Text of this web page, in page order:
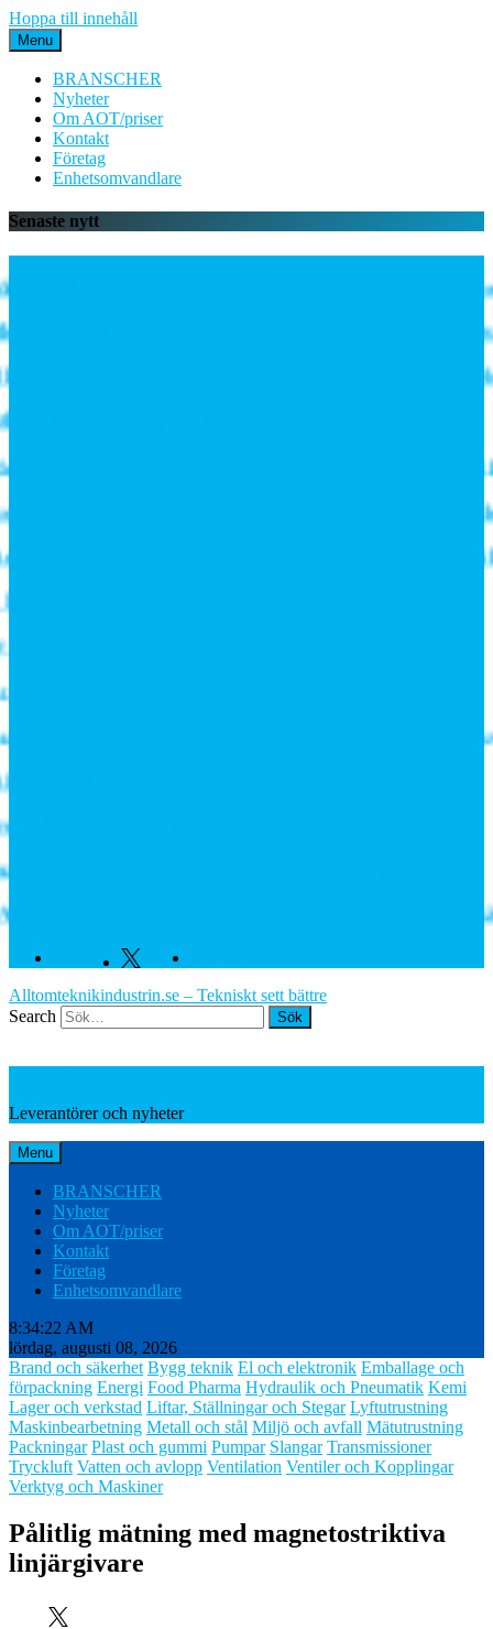
Hoppa till innehåll
Menu
BRANSCHER
Nyheter
Om AOT/priser
Kontakt
Företag
Enhetsomvandlare
Senaste nytt
mycket mångsidiga PE06M-serien med
och temperatursensorn SCVOT2 Vortex för
gateway – välj rätt uppkoppling för ditt IoT-projekt
förbättrar järnvägsnätets prestanda
inleder partnerskap för högeffektiv distribuerad
in till Roadshow 2026 – upptäck framtidens
och stärker erbjudandet inom likströmsteknik
and Enhance Measuring Processes
rekordorder!
din miljö?
tilldelas prestigefyllt pris för industriellt
Switchar i kompakt utförande
långsiktigt avtal
som växte när industrin blev digital
Europe fördjupar samarbetet för att leverera
Facebook Twitter
Alltomteknikindustrin.se – Tekniskt sett bättre
Search
Leverantörer och nyheter
Menu
BRANSCHER
Nyheter
Om AOT/priser
Kontakt
Företag
Enhetsomvandlare
8:34:23 AM
lördag, augusti 08, 2026
Brand och säkerhet Bygg teknik El och elektronik Emballage och
förpackning Energi Food Pharma Hydraulik och Pneumatik Kemi
Lager och verkstad Liftar, Ställningar och Stegar Lyftutrustning
Maskinbearbetning Metall och stål Miljö och avfall Mätutrustning
Packningar Plast och gummi Pumpar Slangar Transmissioner
Tryckluft Vatten och avlopp Ventilation Ventiler och Kopplingar
Verktyg och Maskiner
Pålitlig mätning med magnetostriktiva
linjärgivare